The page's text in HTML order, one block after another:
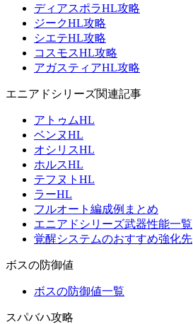
ディアスポラHL攻略
ジークHL攻略
シエテHL攻略
コスモスHL攻略
アガスティアHL攻略
エニアドシリーズ関連記事
アトゥムHL
ベンヌHL
オシリスHL
ホルスHL
テフヌトHL
ラーHL
フルオート編成例まとめ
エニアドシリーズ武器性能一覧
覚醒システムのおすすめ強化先
ボスの防御値
ボスの防御値一覧
スパバハ攻略